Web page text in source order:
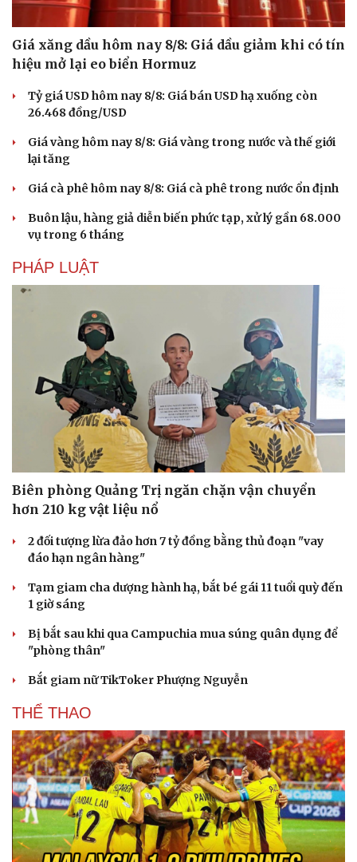
Văn hóa
Sân khấu - Điện ảnh
Âm nhạc
Giải trí
Nghệ sĩ
Thời trang
Sao Việt
Giá xăng dầu hôm nay 8/8: Giá dầu giảm khi có tín
hiệu mở lại eo biển Hormuz
Tỷ giá USD hôm nay 8/8: Giá bán USD hạ xuống còn
26.468 đồng/USD
Giá vàng hôm nay 8/8: Giá vàng trong nước và thế giới
lại tăng
Giá cà phê hôm nay 8/8: Giá cà phê trong nước ổn định
Buôn lậu, hàng giả diễn biến phức tạp, xử lý gần 68.000
vụ trong 6 tháng
PHÁP LUẬT
Biên phòng Quảng Trị ngăn chặn vận chuyển
hơn 210 kg vật liệu nổ
2 đối tượng lừa đảo hơn 7 tỷ đồng bằng thủ đoạn "vay
đáo hạn ngân hàng"
Tạm giam cha dượng hành hạ, bắt bé gái 11 tuổi quỳ đến
1 giờ sáng
Bị bắt sau khi qua Campuchia mua súng quân dụng để
"phòng thân"
Bắt giam nữ TikToker Phượng Nguyễn
THỂ THAO